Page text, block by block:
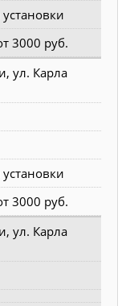
3000 руб.
ул. Карла
3000 руб.
ул. Карла